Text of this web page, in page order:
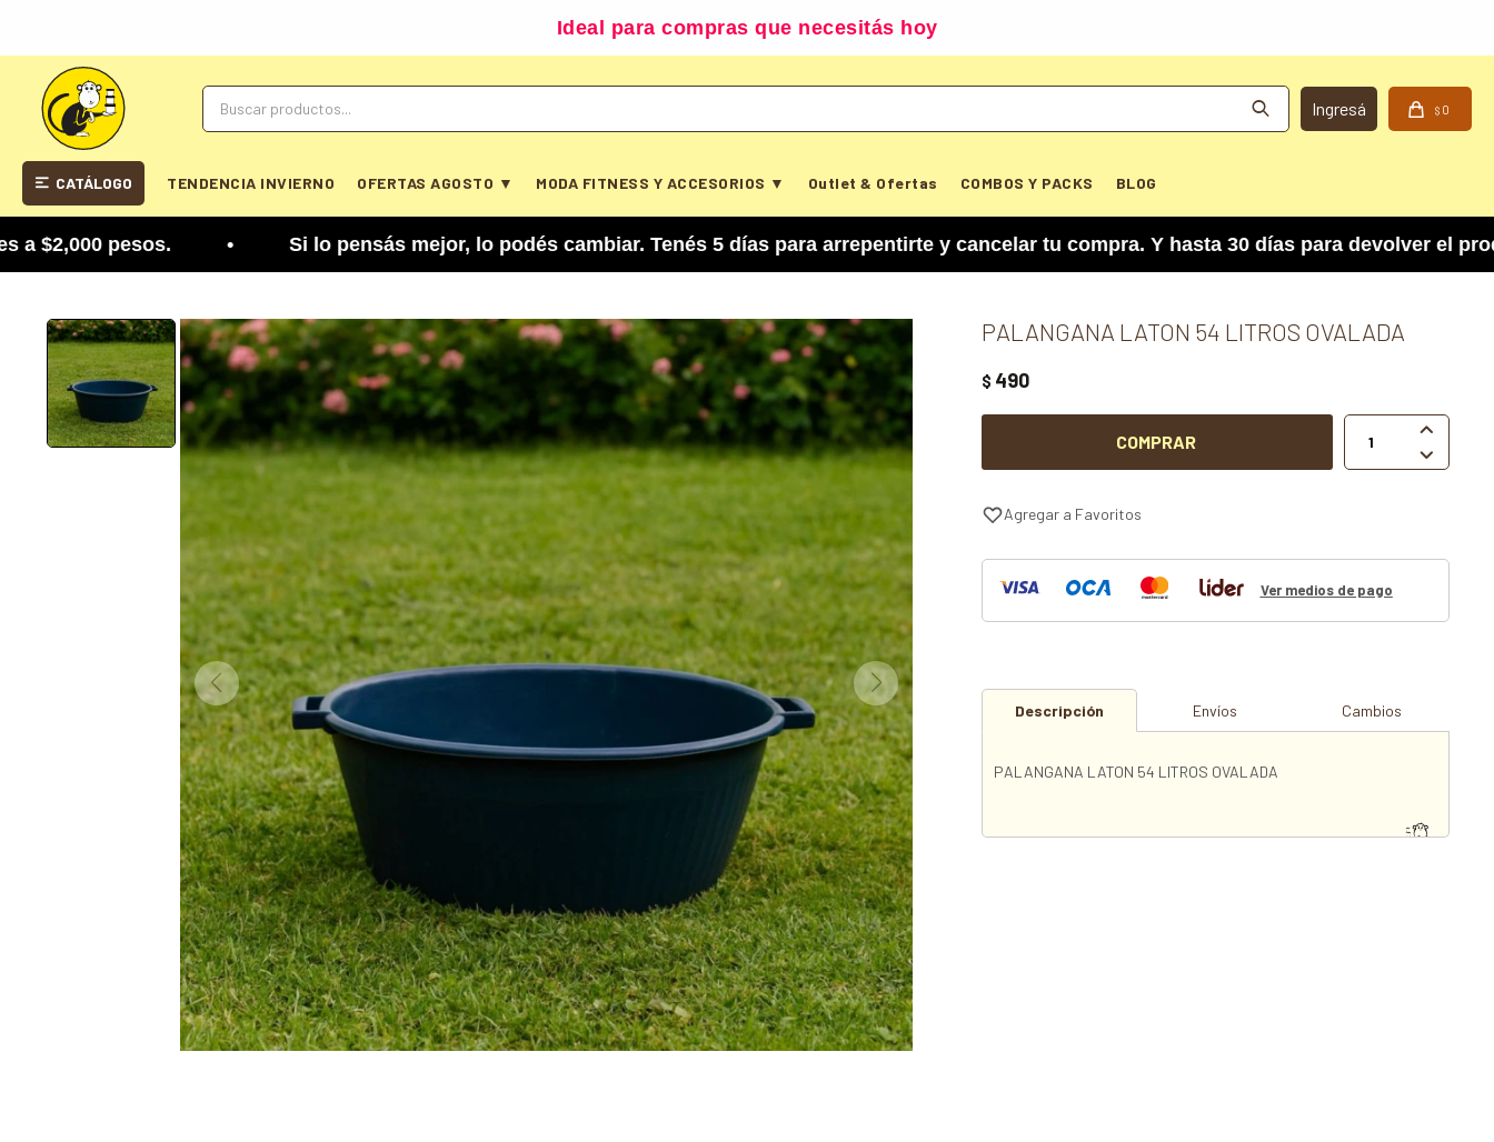
Ideal para compras que necesitás hoy
CATÁLOGO TENDENCIA INVIERNO OFERTAS AGOSTO ▼ MODA FITNESS Y ACCESORIOS ▼ Outlet & Ofertas COMBOS Y PACKS BLOG
$ 0
pesos. • Si lo pensás mejor, lo podés cambiar. Tenés 5 días para arrepentirte y cancelar tu compra. Y hasta 30 días para devolver el
PALANGANA LATON 54 LITROS OVALADA
$ 490
COMPRAR


Ver medios de pago
Descripción Envíos Cambios
PALANGANA LATON 54 LITROS OVALADA